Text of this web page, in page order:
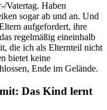
Vatertag. Haben
sogar ab und an. Und
aufgefordert, ihre
regelmäßig eineinhalb
die ich als Elternteil nicht
bietet keine
Ende im Gelände.
mit: Das Kind lernt